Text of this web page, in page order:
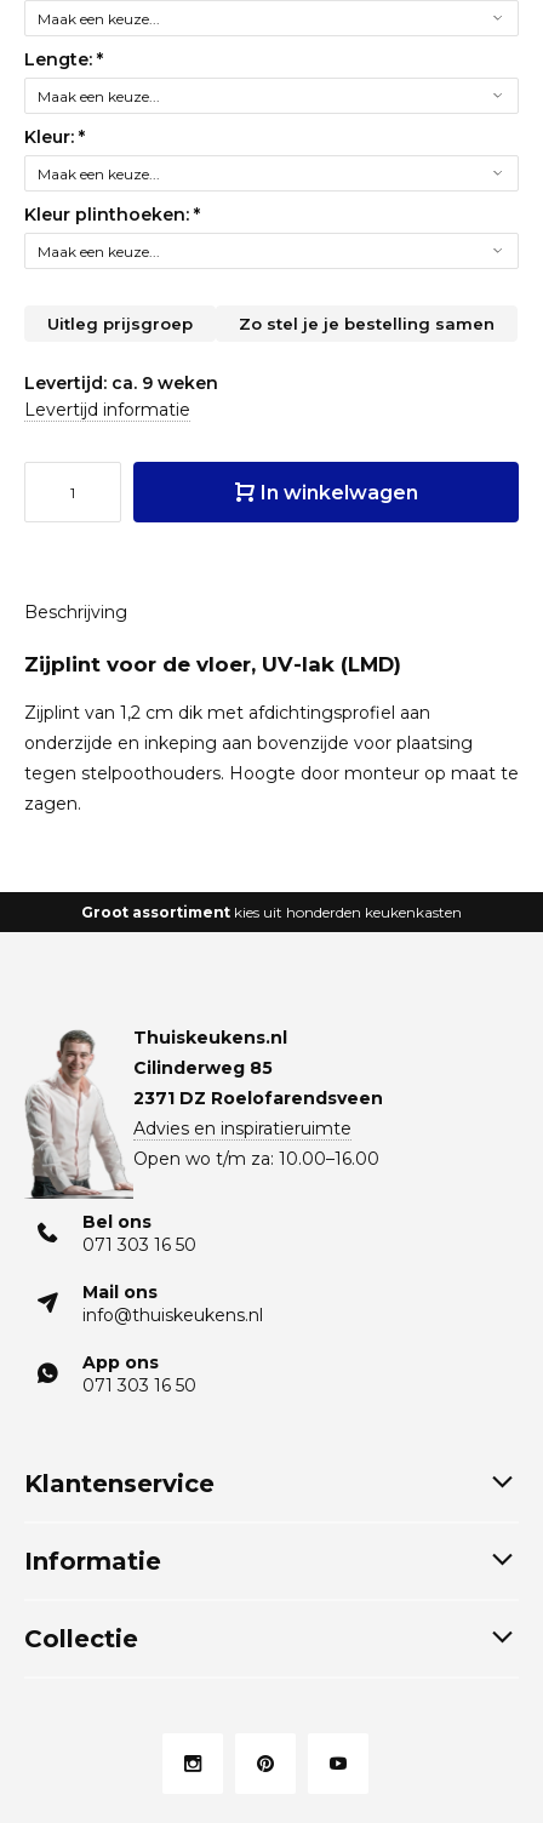
Lengte: *
Kleur: *
Kleur plinthoeken: *
Uitleg prijsgroep Zo stel je je bestelling samen
Levertijd: ca. 9 weken
Levertijd informatie
In winkelwagen
Beschrijving
Zijplint voor de vloer, UV-lak (LMD)
Zijplint van 1,2 cm dik met afdichtingsprofiel aan
onderzijde en inkeping aan bovenzijde voor plaatsing
tegen stelpoothouders. Hoogte door monteur op maat te
zagen.
Groot assortiment kies uit honderden keukenkasten
Thuiskeukens.nl
Cilinderweg 85
2371 DZ Roelofarendsveen
Advies en inspiratieruimte
Open wo t/m za: 10.00–16.00
Bel ons
071 303 16 50
Mail ons
info@thuiskeukens.nl
App ons
071 303 16 50
Klantenservice
Informatie
Collectie